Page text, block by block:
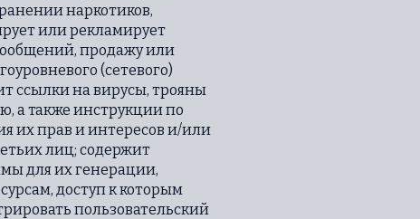
наркотиков,
или рекламирует
продажу или
(сетевого)
ссылки на вирусы, трояны
а также инструкции по
их прав и интересов и/или
лиц; содержит
для их генерации,
доступ к которым
пользовательский